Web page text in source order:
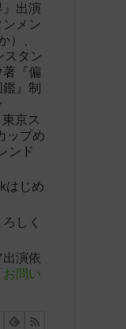
出演
メン
）、
スタン
著『偏
』制
京ス
ップめ
ンド
はじめ
しく
演依
お問い